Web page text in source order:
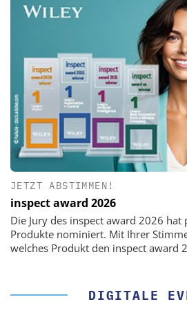
JETZT ABSTIMMEN!
inspect award 2026
Die Jury des inspect award 2026 hat
Produkte nominiert. Mit Ihrer
welches Produkt den inspect award
DIGITALE